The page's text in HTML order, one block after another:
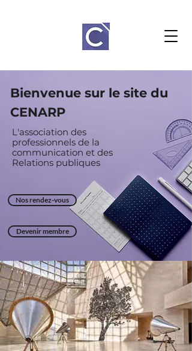
Bienvenue sur le site du
CENARP
L'association des
professionnels de la
communication et des
Relations publiques
Nos rendez-vous
Devenir membre